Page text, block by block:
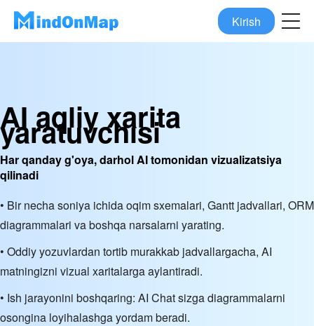
Kirish
AI aqliy xarita
yaratuvchisi
Har qanday g'oya, darhol AI tomonidan vizualizatsiya
qilinadi
• Bir necha soniya ichida oqim sxemalari, Gantt jadvallari, ORM
diagrammalari va boshqa narsalarni yarating.
• Oddiy yozuvlardan tortib murakkab jadvallargacha, AI
matningizni vizual xaritalarga aylantiradi.
• Ish jarayonini boshqaring: AI Chat sizga diagrammalarni
osongina loyihalashga yordam beradi.